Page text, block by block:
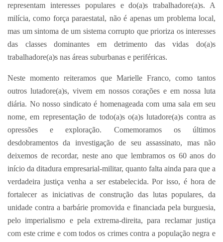
representam interesses populares e do(a)s trabalhadore(a)s. A
milícia, como força paraestatal, não é apenas um problema local,
mas um sintoma de um sistema corrupto que prioriza os interesses
das classes dominantes em detrimento das vidas do(a)s
trabalhadore(a)s nas áreas suburbanas e periféricas.
Neste momento reiteramos que Marielle Franco, como tantos
outros lutadore(a)s, vivem em nossos corações e em nossa luta
diária. No nosso sindicato é homenageada com uma sala em seu
nome, em representação de todo(a)s o(a)s lutadore(a)s contra as
opressões e exploração. Comemoramos os últimos
desdobramentos da investigação de seu assassinato, mas não
deixemos de recordar, neste ano que lembramos os 60 anos do
início da ditadura empresarial-militar, quanto falta ainda para que a
verdadeira justiça venha a ser estabelecida. Por isso, é hora de
fortalecer as iniciativas de construção das lutas populares, da
unidade contra a barbárie promovida e financiada pela burguesia,
pelo imperialismo e pela extrema-direita, para reclamar justiça
com este crime e com todos os crimes contra a população negra e